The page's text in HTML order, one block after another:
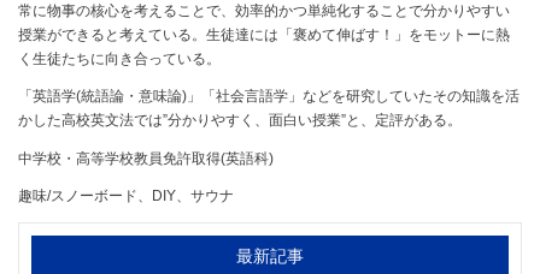
常に物事の核心を考えることで、効率的かつ単純化することで分かりやすい
授業ができると考えている。生徒達には「褒めて伸ばす！」をモットーに熱
く生徒たちに向き合っている。
「英語学(統語論・意味論)」「社会言語学」などを研究していたその知識を活
かした高校英文法では”分かりやすく、面白い授業”と、定評がある。
中学校・高等学校教員免許取得(英語科)
趣味/スノーボード、DIY、サウナ
最新記事